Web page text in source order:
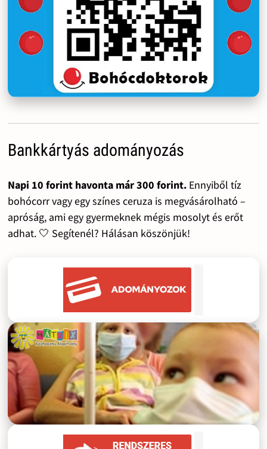
Bankkártyás adományozás
Napi 10 forint havonta már 300 forint.Ennyiből tíz
bohócorr vagy egy színes ceruza is megvásárolható –
apróság, ami egy gyermeknek mégis mosolyt és erőt
adhat. 🤍 Segítenél? Hálásan köszönjük!